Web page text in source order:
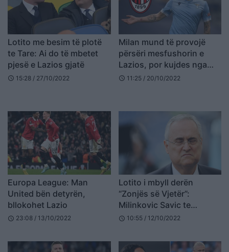
Lotito me besim të plotë
te Tare: Ai do të mbetet
pjesë e Lazios gjatë
schedule 15:28 / 27/10/2022
Milan mund të provojë
përsëri mesfushorin e
Lazios, por kujdes nga
Sevilla
schedule 11:25 / 20/10/2022
Europa League: Man
United bën detyrën,
bllokohet Lazio
schedule 23:08 / 13/10/2022
Lotito i mbyll derën
“Zonjës së Vjetër”:
Milinkovic Savic te
Juventus? Kushton 120
schedule 10:55 / 12/10/2022